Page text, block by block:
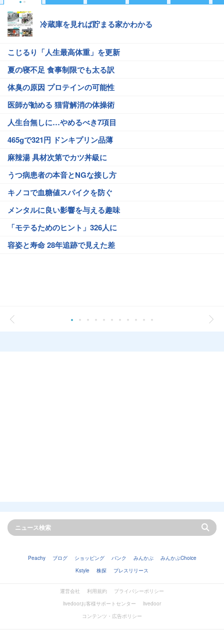
冷蔵庫を見れば貯まる家かわかる
こじるり「人生最高体重」を更新
夏の寝不足 食事制限でも太る訳
体臭の原因 プロテインの可能性
医師が勧める 猫背解消の体操術
人生台無しに…やめるべき7項目
465gで321円 ドンキプリン品薄
麻辣湯 具材次第でカツ丼級に
うつ病患者の本音とNGな接し方
キノコで血糖値スパイクを防ぐ
メンタルに良い影響を与える趣味
「モテるためのヒント」326人に
容姿と寿命 28年追跡で見えた差
Peachy ブログ ショッピング バンク みんかぶ
みんかぶChoice
Kstyle
株探 プレスリリース
運営会社 利用規約
プライバシーポリシー
livedoorお客様サポートセンター
livedoor
コンテンツ・広告ポリシー